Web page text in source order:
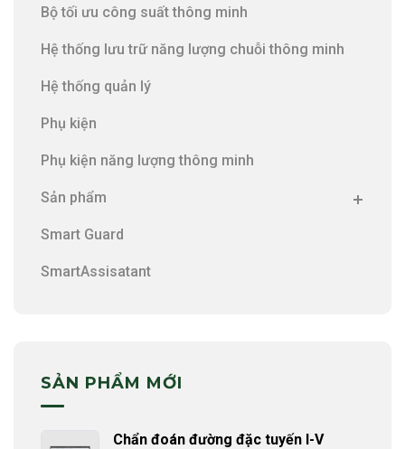
Bộ tối ưu công suất thông minh
Hệ thống lưu trữ năng lượng chuỗi thông minh
Hệ thống quản lý
Phụ kiện
Phụ kiện năng lượng thông minh
Sản phẩm
Smart Guard
SmartAssisatant
SẢN PHẨM MỚI
Chẩn đoán đường đặc tuyến I-V